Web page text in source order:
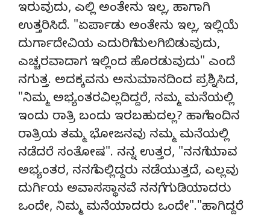
ಇರುವುದು, ಎಲ್ಲಿ ಅಂತೇನು ಇಲ್ಲ, ಹಾಗಾಗಿ
ಉತ್ತರಿಸಿದೆ. "ಏರ್ಪಾಡು ಅಂತೇನು ಇಲ್ಲ, ಇಲ್ಲಿಯೆ
ದುರ್ಗಾದೇವಿಯ ಎದುರಿಗೆ ಮಲಗಿಬಿಡುವುದು,
ಎಚ್ಚರವಾದಾಗ ಇಲ್ಲಿಂದ ಹೊರಡುವುದು" ಎಂದೆ
ನಗುತ್ತ. ಅದಕ್ಕವನು ಅನುಮಾನದಿಂದ ಪ್ರಶ್ನಿಸಿದ,
"ನಿಮ್ಮ ಅಭ್ಯಂತರವಿಲ್ಲದಿದ್ದರೆ, ನಮ್ಮ ಮನೆಯಲ್ಲಿ
ಇಂದು ರಾತ್ರಿ ಬಂದು ಇರಬಹುದಲ್ಲ? ಹಾಗೆ ಇಂದಿನ
ರಾತ್ರಿಯ ತಮ್ಮ ಭೋಜನವು ನಮ್ಮ ಮನೆಯಲ್ಲಿ
ನಡೆದರೆ ಸಂತೋಷ". ನನ್ನ ಉತ್ತರ, "ನನಗೆ ಯಾವ
ಅಭ್ಯಂತರ, ನನಗೆ ಎಲ್ಲಿದ್ದರು ನಡೆಯುತ್ತದೆ, ಎಲ್ಲವು
ದುರ್ಗಿಯ ಅವಾಸಸ್ಥಾನವೆ ನನಗೆ, ಗುಡಿಯಾದರು
ಒಂದೇ, ನಿಮ್ಮ ಮನೆಯಾದರು ಒಂದೇ"."ಹಾಗಿದ್ದರೆ